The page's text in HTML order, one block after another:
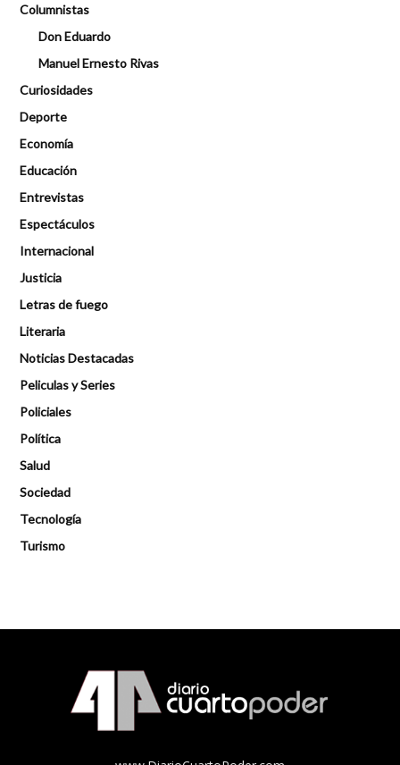
Columnistas
Don Eduardo
Manuel Ernesto Rivas
Curiosidades
Deporte
Economía
Educación
Entrevistas
Espectáculos
Internacional
Justicia
Letras de fuego
Literaria
Noticias Destacadas
Peliculas y Series
Policiales
Política
Salud
Sociedad
Tecnología
Turismo